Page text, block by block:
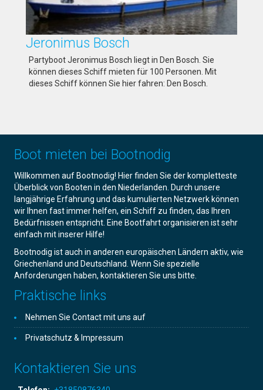
Jeronimus Bosch
Partyboot Jeronimus Bosch liegt in Den Bosch. Sie
können dieses Schiff mieten für 100 Personen. Mit
dieses Schiff können Sie hier fahren: Den Bosch.
Boot mieten bei Bootnodig
Willkommen auf Bootnodig! Hier finden Sie der kompletteste
Überblick von Booten in den Niederlanden. Durch unsere
langjährige Erfahrung und das kumulierten Netzwerk können
wir Ihnen fast immer helfen, ein Schiff zu finden, das Ihren
Bedürfnissen entspricht. Eine Bootfahrt organisieren ist sehr
einfach mit inserer Hilfe!
Bootnodig ist auch in anderen europäischen Ländern aktiv, wie
Griechenland und Deutschland. Wenn Sie spezielle
Anforderungen haben, kontaktieren Sie uns bitte.
Praktische links
Nehmen Sie Contact mit uns auf
Privatschutz & Impressum
Kontaktieren Sie uns